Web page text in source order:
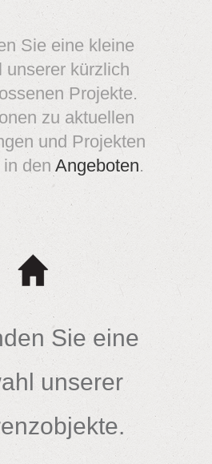
Sie eine kleine
unserer kürzlich
Projekte.
zu aktuellen
und Projekten
den Angeboten.
Sie eine
unserer